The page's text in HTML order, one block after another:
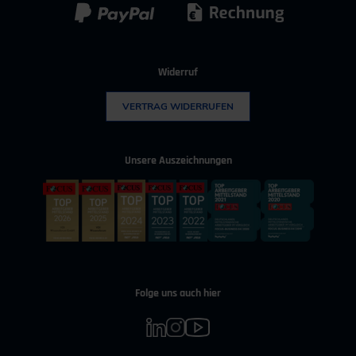
Widerruf
VERTRAG WIDERRUFEN
Unsere Auszeichnungen
Folge uns auch hier